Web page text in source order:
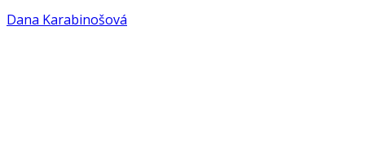
Dana Karabinošová